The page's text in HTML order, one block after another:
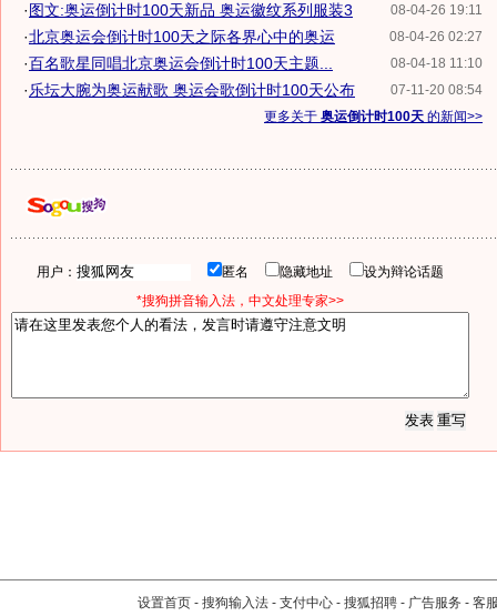
08-04-26 19:11
·图文:奥运倒计时100天新品 奥运徽纹系列服装3
08-04-26 02:27
·北京奥运会倒计时100天之际各界心中的奥运
08-04-18 11:10
·百名歌星同唱北京奥运会倒计时100天主题...
07-11-20 08:54
· 乐坛大腕为奥运献歌 奥运会歌倒计时100天公布
更多关于 奥运倒计时100天 的新闻>>
用户： 匿名 隐藏地址
设为辩论话题
*搜狗拼音输入法，中文处理专家>>
设置首页 - 搜狗输入法 - 支付中心 - 搜狐招聘 - 广告服务 - 客